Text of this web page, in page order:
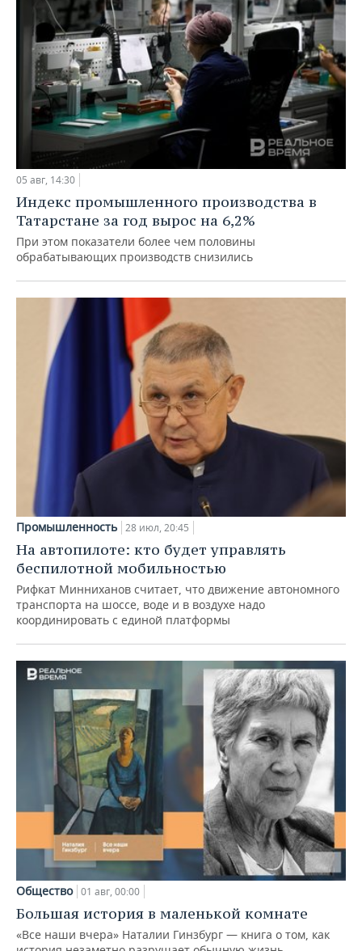
05 авг, 14:30
Индекс промышленного производства в
Татарстане за год вырос на 6,2%
При этом показатели более чем половины
обрабатывающих производств снизились
Промышленность 28 июл, 20:45
На автопилоте: кто будет управлять
беспилотной мобильностью
Рифкат Минниханов считает, что движение автономного
транспорта на шоссе, воде и в воздухе надо
координировать с единой платформы
Общество 01 авг, 00:00
Большая история в маленькой комнате
«Все наши вчера» Наталии Гинзбург — книга о том, как